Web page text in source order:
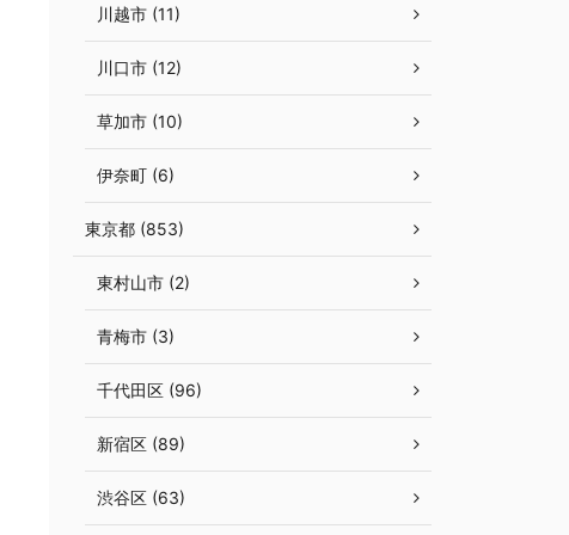
川越市 (11)
川口市 (12)
草加市 (10)
伊奈町 (6)
東京都 (853)
東村山市 (2)
青梅市 (3)
千代田区 (96)
新宿区 (89)
渋谷区 (63)